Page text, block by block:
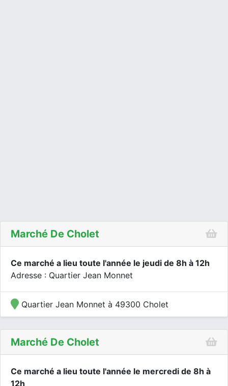
Marché De Cholet
Ce marché a lieu toute l'année le jeudi de 8h à 12h
Adresse : Quartier Jean Monnet
Quartier Jean Monnet à 49300 Cholet
Marché De Cholet
Ce marché a lieu toute l'année le mercredi de 8h à
12h